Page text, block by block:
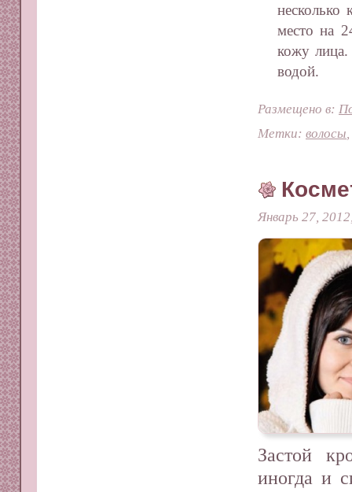
несколько
место на
кожу лица.
водой.
Размещено в:
Метки: волосы,
Январь 27,
Застой
иногда и